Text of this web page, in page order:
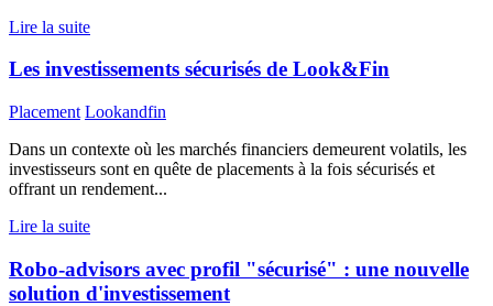
Lire la suite
Les investissements sécurisés de Look&Fin
Placement Lookandfin
Dans un contexte où les marchés financiers demeurent volatils, les
investisseurs sont en quête de placements à la fois sécurisés et
offrant un rendement...
Lire la suite
Robo-advisors avec profil "sécurisé" : une nouvelle
solution d'investissement